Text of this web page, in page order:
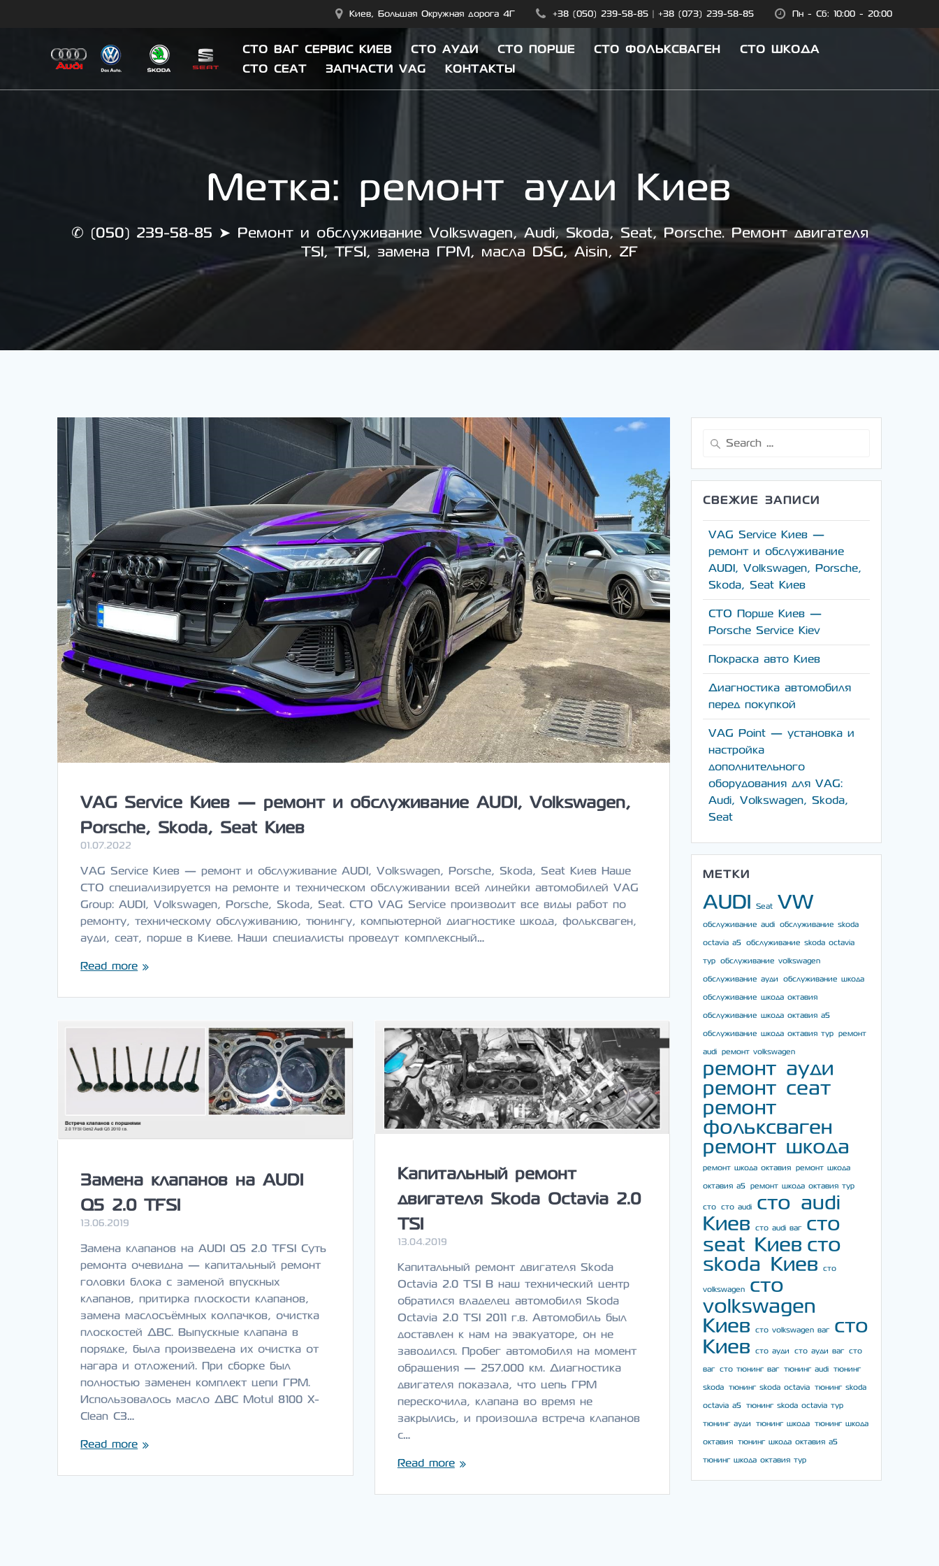
Киев, Большая Окружная дорога 4Г +38 (050) 239-58-85| +38 (073) 239-58-85 Пн - Сб: 10:00 - 20:00
СТО ВАГ СЕРВИС КИЕВ СТО АУДИ СТО ПОРШЕ СТО ФОЛЬКСВАГЕН
СТО ШКОДА
СТО СЕАТ
ЗАПЧАСТИ VAG КОНТАКТЫ
Метка: ремонт ауди Киев
✆ (050) 239-58-85 ➤ Ремонт и обслуживание Volkswagen, Audi, Skoda, Seat, Porsche. Ремонт двигателя
TSI, TFSI, замена ГРМ, масла DSG, Aisin, ZF
VAG Service Киев — ремонт и обслуживание AUDI, Volkswagen,
Porsche, Skoda, Seat Киев
01.07.2022
VAG Service Киев — ремонт и обслуживание AUDI, Volkswagen, Porsche, Skoda, Seat Киев Наше
СТО специализируется на ремонте и техническом обслуживании всей линейки автомобилей VAG
Group: AUDI, Volkswagen, Porsche, Skoda, Seat. СТО VAG Service производит все виды работ по
ремонту, техническому обслуживанию, тюнингу, компьютерной диагностике шкода, фольксваген,
ауди, сеат, порше в Киеве. Наши специалисты проведут комплексный…
Read more
Замена клапанов на AUDI
Q5 2.0 TFSI
13.06.2019
Замена клапанов на AUDI Q5 2.0 TFSI Суть
ремонта очевидна — капитальный ремонт
головки блока с заменой впускных
клапанов, притирка плоскости клапанов,
замена маслосъёмных колпачков, очистка
плоскостей ДВС. Выпускные клапана в
порядке, была произведена их очистка от
нагара и отложений. При сборке был
полностью заменен комплект цепи ГРМ.
Использовалось масло ДВС Motul 8100 X-
Clean C3…
Read more
Капитальный ремонт
двигателя Skoda Octavia 2.0
TSI
13.04.2019
Капитальный ремонт двигателя Skoda
Octavia 2.0 TSI В наш технический центр
обратился владелец автомобиля Skoda
Octavia 2.0 TSI 2011 г.в. Автомобиль был
доставлен к нам на эвакуаторе, он не
заводился. Пробег автомобиля на момент
обращения — 257.000 км. Диагностика
двигателя показала, что цепь ГРМ
перескочила, клапана во время не
закрылись, и произошла встреча клапанов
с…
Read more
Search
СВЕЖИЕ ЗАПИСИ
VAG Service Киев —
ремонт и обслуживание
AUDI, Volkswagen, Porsche,
Skoda, Seat Киев
СТО Порше Киев —
Porsche Service Kiev
Покраска авто Киев
Диагностика автомобиля
перед покупкой
VAG Point — установка и
настройка
дополнительного
оборудования для VAG:
Audi, Volkswagen, Skoda,
Seat
МЕТКИ
AUDI Seat VW
обслуживание audi обслуживание skoda
octavia a5 обслуживание skoda octavia
тур обслуживание volkswagen
обслуживание ауди обслуживание шкода
обслуживание шкода октавия
обслуживание шкода октавия а5
обслуживание шкода октавия тур ремонт
audi ремонт volkswagen
ремонт ауди
ремонт сеат
ремонт
фольксваген
ремонт шкода
ремонт шкода октавия ремонт шкода
октавия а5 ремонт шкода октавия тур
сто сто audi
сто audi
Киев
сто audi ваг
сто
seat Киев сто
skoda Киев
сто
volkswagen
сто
volkswagen
Киев
сто volkswagen ваг
сто
Киев
сто ауди сто ауди ваг сто
ваг сто тюнинг ваг тюнинг audi тюнинг
skoda тюнинг skoda octavia тюнинг skoda
octavia a5 тюнинг skoda octavia тур
тюнинг ауди тюнинг шкода тюнинг шкода
октавия тюнинг шкода октавия а5
тюнинг шкода октавия тур